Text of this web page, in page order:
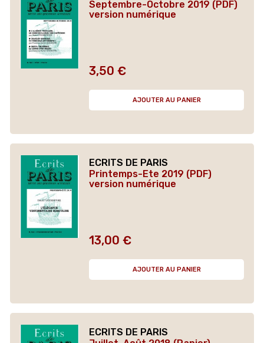
Septembre-Octobre 2019 (PDF)
version numérique
Prix
3,50 €
AJOUTER AU PANIER
ECRITS DE PARIS
Printemps-Ete 2019 (PDF)
version numérique
Prix
13,00 €
AJOUTER AU PANIER
ECRITS DE PARIS